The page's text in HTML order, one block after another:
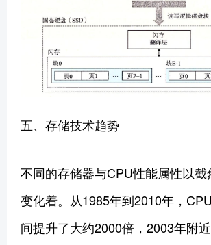
五、存储技术趋势
不同的存储器与CPU性能属性以
变化着。从1985年到2010年，
间提升了大约2000倍，2003年附